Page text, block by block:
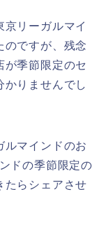
リーガルマイ
のですが、残念
が季節限定のセ
かりませんでし
ルマインドのお
ドの季節限定の
たらシェアさせ